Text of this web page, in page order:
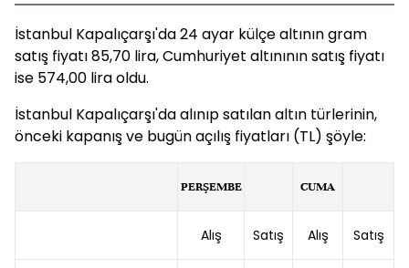
İstanbul Kapalıçarşı'da 24 ayar külçe altının gram
satış fiyatı 85,70 lira, Cumhuriyet altınının satış fiyatı
ise 574,00 lira oldu.
İstanbul Kapalıçarşı'da alınıp satılan altın türlerinin,
önceki kapanış ve bugün açılış fiyatları (TL) şöyle:
PERŞEMBE CUMA
Alış Satış Alış Satış